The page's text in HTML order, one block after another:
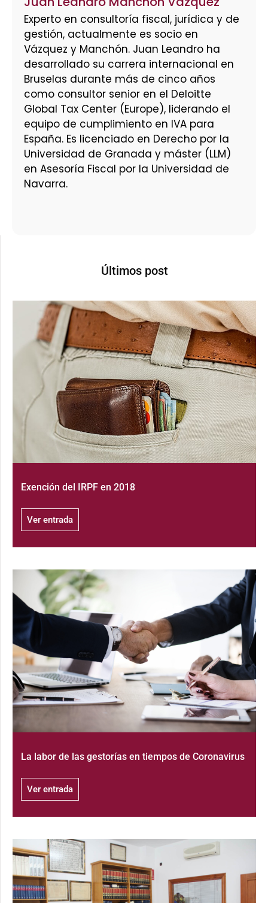
Experto en consultoría fiscal, jurídica y de
gestión, actualmente es socio en
Vázquez y Manchón. Juan Leandro ha
desarrollado su carrera internacional en
Bruselas durante más de cinco años
como consultor senior en el Deloitte
Global Tax Center (Europe), liderando el
equipo de cumplimiento en IVA para
España. Es licenciado en Derecho por la
Universidad de Granada y máster (LLM)
en Asesoría Fiscal por la Universidad de
Navarra.
Últimos post
Exención del IRPF en 2018
Ver entrada
La labor de las gestorías en tiempos de Coronavirus
Ver entrada